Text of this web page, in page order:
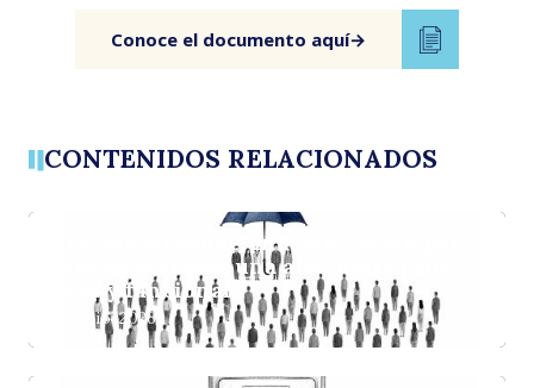
Conoce el documento aquí→
CONTENIDOS RELACIONADOS
#PivotesPropone: Indemnización por
años de servicio, una alternativa más
justa y funcional
30 junio, 2026